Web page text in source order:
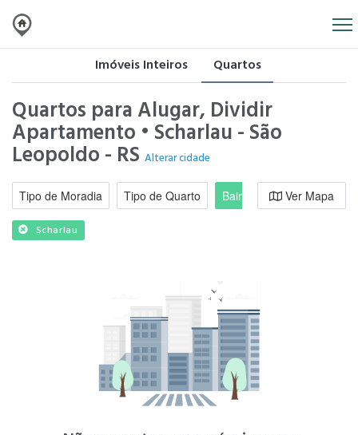
Imóveis Inteiros Quartos
Quartos para Alugar, Dividir
Apartamento • Scharlau - São
Leopoldo - RS Alterar cidade
Tipo de Moradia Tipo de Quarto Bairro / RegiãoVer Mapa
Scharlau